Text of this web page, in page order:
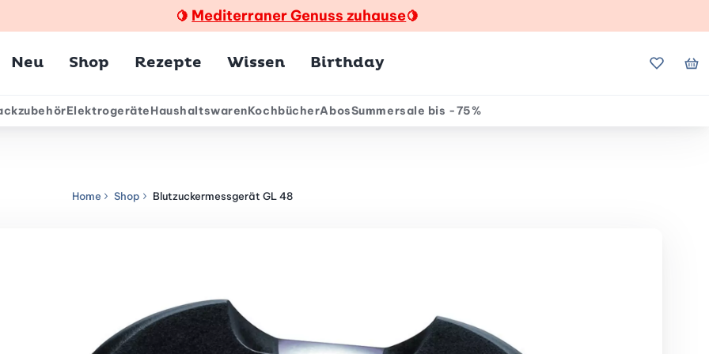
🍋 Mediterraner Genuss zuhause🍋
Neu Shop Rezepte Wissen Birthday Meine
ElektrogeräteHaushaltswarenKochbücherAbosSummersale bis -75%
Home Shop Blutzuckermessgerät GL 48